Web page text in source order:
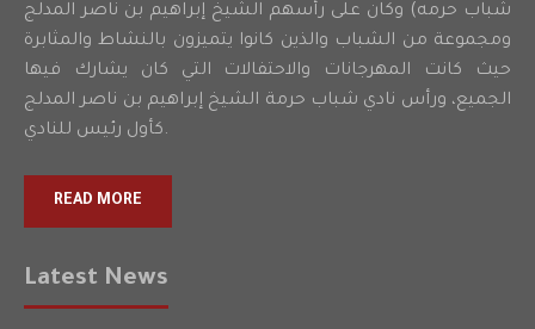
شباب حرمه) وكان على رأسهم الشيخ إبراهيم بن ناصر المدلج
ومجموعة من الشباب والذين كانوا يتميزون بالنشاط والمثابرة
حيث كانت المهرجانات والاحتفالات التي كان يشارك فيها
الجميع، ورأس نادي شباب حرمة الشيخ إبراهيم بن ناصر المدلج
كأول رئيس للنادي.
READ MORE
Latest News